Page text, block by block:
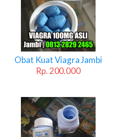
Obat Kuat Viagra Jambi
Rp. 200.000